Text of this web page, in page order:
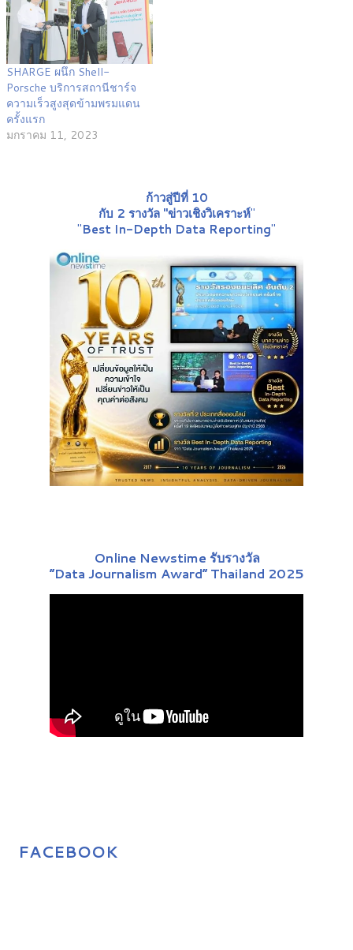
SHARGE ผนึก Shell-
Porsche บริการสถานีชาร์จ
ความเร็วสูงสุดข้ามพรมแดน
ครั้งแรก
มกราคม 11, 2023
ก้าวสู่ปีที่ 10
กับ 2 รางวัล "ข่าวเชิงวิเคราะห์"
"Best In-Depth Data Reporting"
Online Newstime รับรางวัล
“Data Journalism Award” Thailand 2025
FACEBOOK